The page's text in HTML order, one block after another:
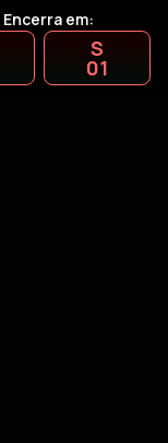
Encerra em:
S
00